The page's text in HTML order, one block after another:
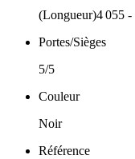
(Longueur)4 055
Portes/Sièges
5/5
Couleur
Noir
Référence